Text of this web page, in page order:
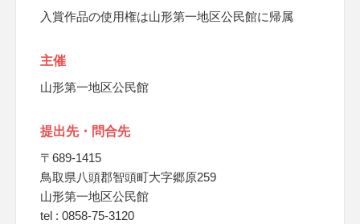
入賞作品の使用権は山形第一地区公民館に帰属
主催
山形第一地区公民館
提出先・問合先
〒689-1415
鳥取県八頭郡智頭町大字郷原259
山形第一地区公民館
tel : 0858-75-3120